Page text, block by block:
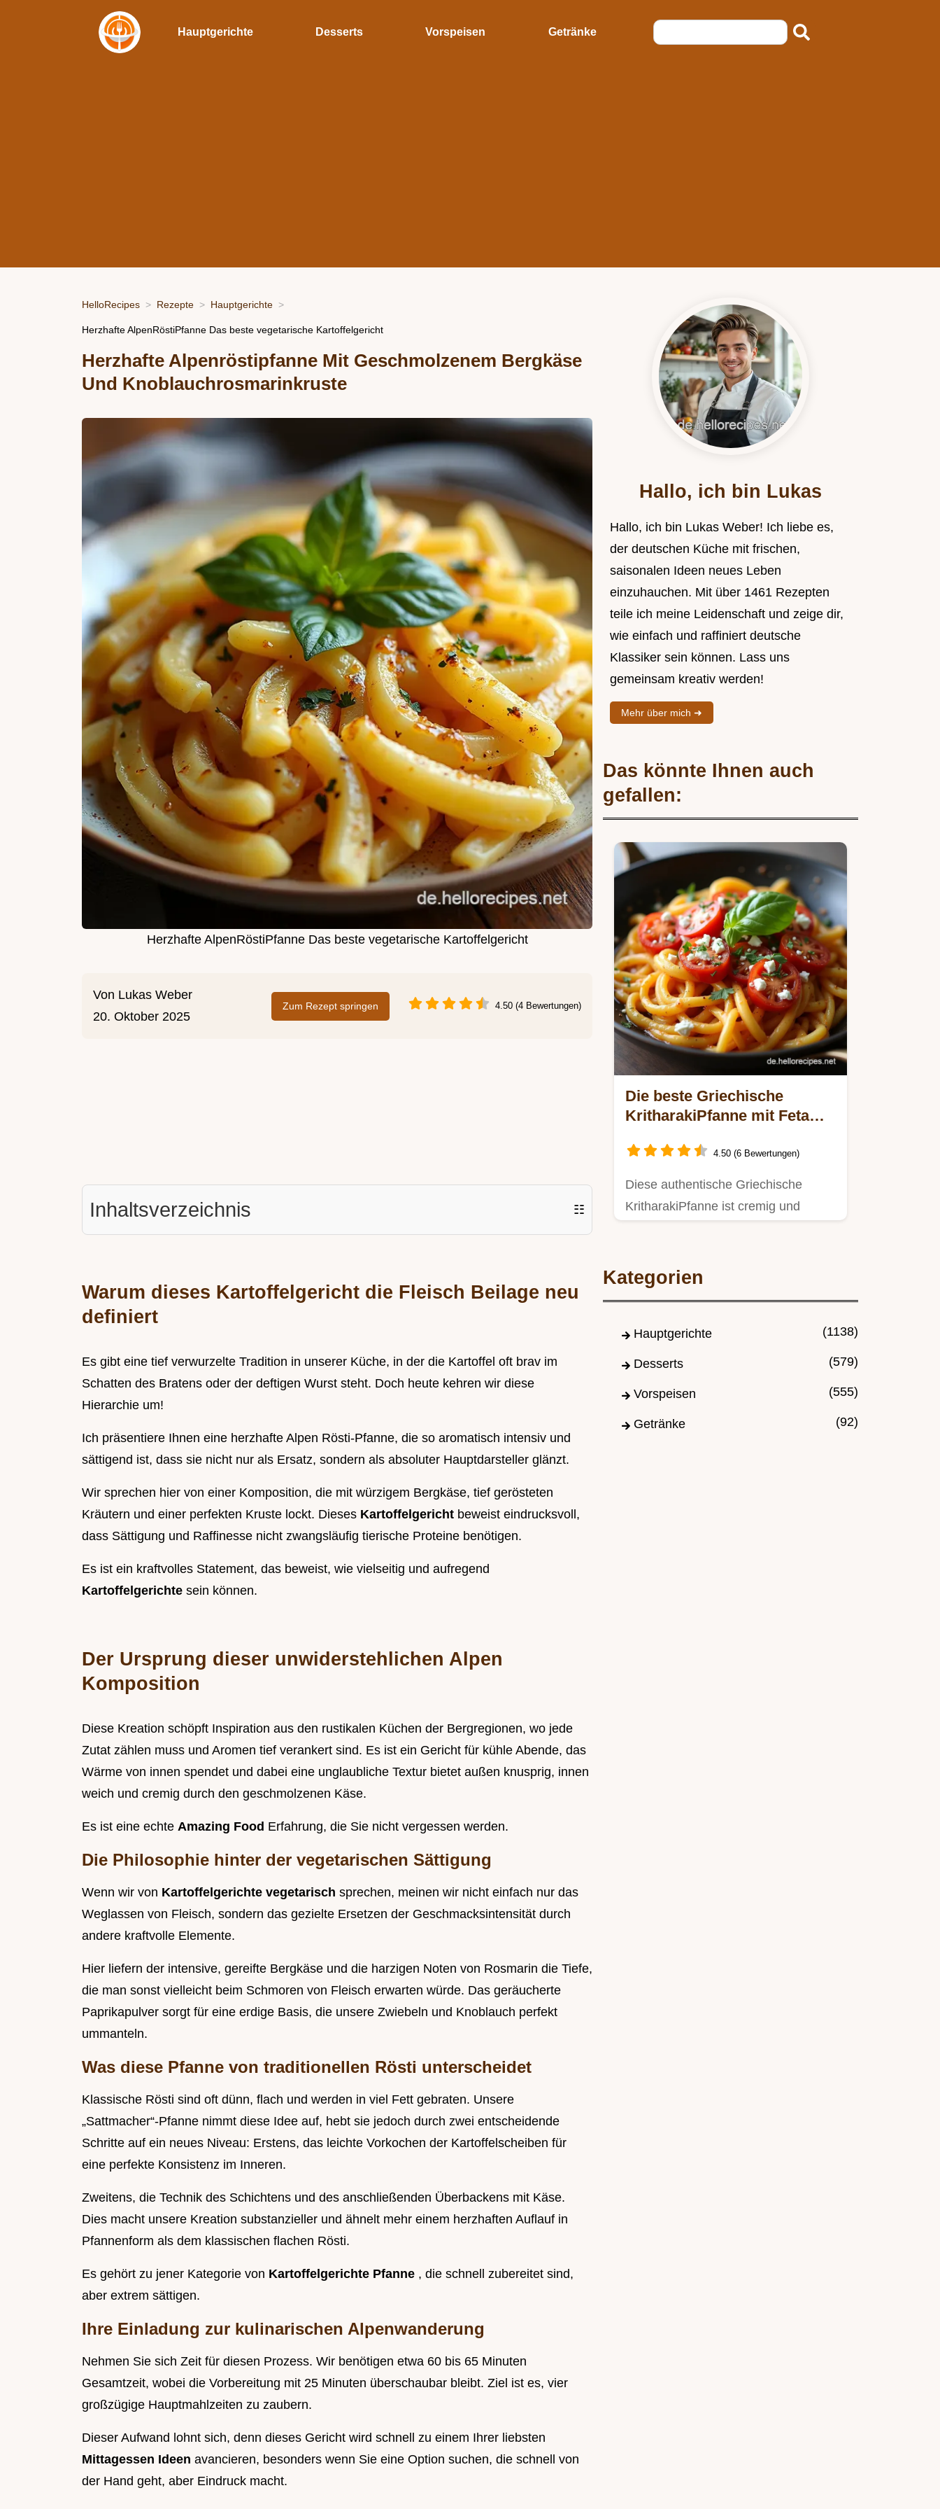
Hauptgerichte Desserts Vorspeisen Getränke
HelloRecipes Rezepte Hauptgerichte
Herzhafte AlpenRöstiPfanne Das beste vegetarische Kartoffelgericht
Herzhafte Alpenröstipfanne Mit Geschmolzenem Bergkäse
Und Knoblauchrosmarinkruste
Herzhafte AlpenRöstiPfanne Das beste vegetarische Kartoffelgericht
Von Lukas Weber
20. Oktober 2025
Zum Rezept springen 4.50 (4 Bewertungen)
Inhaltsverzeichnis ☷
Warum dieses Kartoffelgericht die Fleisch Beilage neu
definiert
Es gibt eine tief verwurzelte Tradition in unserer Küche, in der die Kartoffel oft brav im
Schatten des Bratens oder der deftigen Wurst steht. Doch heute kehren wir diese
Hierarchie um!
Ich präsentiere Ihnen eine herzhafte Alpen Rösti-Pfanne, die so aromatisch intensiv und
sättigend ist, dass sie nicht nur als Ersatz, sondern als absoluter Hauptdarsteller glänzt.
Wir sprechen hier von einer Komposition, die mit würzigem Bergkäse, tief gerösteten
Kräutern und einer perfekten Kruste lockt. Dieses Kartoffelgericht beweist eindrucksvoll,
dass Sättigung und Raffinesse nicht zwangsläufig tierische Proteine benötigen.
Es ist ein kraftvolles Statement, das beweist, wie vielseitig und aufregend
Kartoffelgerichte sein können.
Der Ursprung dieser unwiderstehlichen Alpen
Komposition
Diese Kreation schöpft Inspiration aus den rustikalen Küchen der Bergregionen, wo jede
Zutat zählen muss und Aromen tief verankert sind. Es ist ein Gericht für kühle Abende, das
Wärme von innen spendet und dabei eine unglaubliche Textur bietet außen knusprig, innen
weich und cremig durch den geschmolzenen Käse.
Es ist eine echte Amazing Food Erfahrung, die Sie nicht vergessen werden.
Die Philosophie hinter der vegetarischen Sättigung
Wenn wir von Kartoffelgerichte vegetarisch sprechen, meinen wir nicht einfach nur das
Weglassen von Fleisch, sondern das gezielte Ersetzen der Geschmacksintensität durch
andere kraftvolle Elemente.
Hier liefern der intensive, gereifte Bergkäse und die harzigen Noten von Rosmarin die Tiefe,
die man sonst vielleicht beim Schmoren von Fleisch erwarten würde. Das geräucherte
Paprikapulver sorgt für eine erdige Basis, die unsere Zwiebeln und Knoblauch perfekt
ummanteln.
Was diese Pfanne von traditionellen Rösti unterscheidet
Klassische Rösti sind oft dünn, flach und werden in viel Fett gebraten. Unsere
„Sattmacher“-Pfanne nimmt diese Idee auf, hebt sie jedoch durch zwei entscheidende
Schritte auf ein neues Niveau: Erstens, das leichte Vorkochen der Kartoffelscheiben für
eine perfekte Konsistenz im Inneren.
Zweitens, die Technik des Schichtens und des anschließenden Überbackens mit Käse.
Dies macht unsere Kreation substanzieller und ähnelt mehr einem herzhaften Auflauf in
Pfannenform als dem klassischen flachen Rösti.
Es gehört zu jener Kategorie von Kartoffelgerichte Pfanne , die schnell zubereitet sind,
aber extrem sättigen.
Ihre Einladung zur kulinarischen Alpenwanderung
Nehmen Sie sich Zeit für diesen Prozess. Wir benötigen etwa 60 bis 65 Minuten
Gesamtzeit, wobei die Vorbereitung mit 25 Minuten überschaubar bleibt. Ziel ist es, vier
großzügige Hauptmahlzeiten zu zaubern.
Dieser Aufwand lohnt sich, denn dieses Gericht wird schnell zu einem Ihrer liebsten
Mittagessen Ideen avancieren, besonders wenn Sie eine Option suchen, die schnell von
der Hand geht, aber Eindruck macht.
Hallo, ich bin Lukas
Hallo, ich bin Lukas Weber! Ich liebe es,
der deutschen Küche mit frischen,
saisonalen Ideen neues Leben
einzuhauchen. Mit über 1461 Rezepten
teile ich meine Leidenschaft und zeige dir,
wie einfach und raffiniert deutsche
Klassiker sein können. Lass uns
gemeinsam kreativ werden!
Mehr über mich ➜
Das könnte Ihnen auch
gefallen:
Die beste Griechische
KritharakiPfanne mit Feta
4.50 (6 Bewertungen)
Diese authentische Griechische
KritharakiPfanne ist cremig und
Kategorien
Hauptgerichte (1138)
Desserts (579)
Vorspeisen (555)
Getränke (92)